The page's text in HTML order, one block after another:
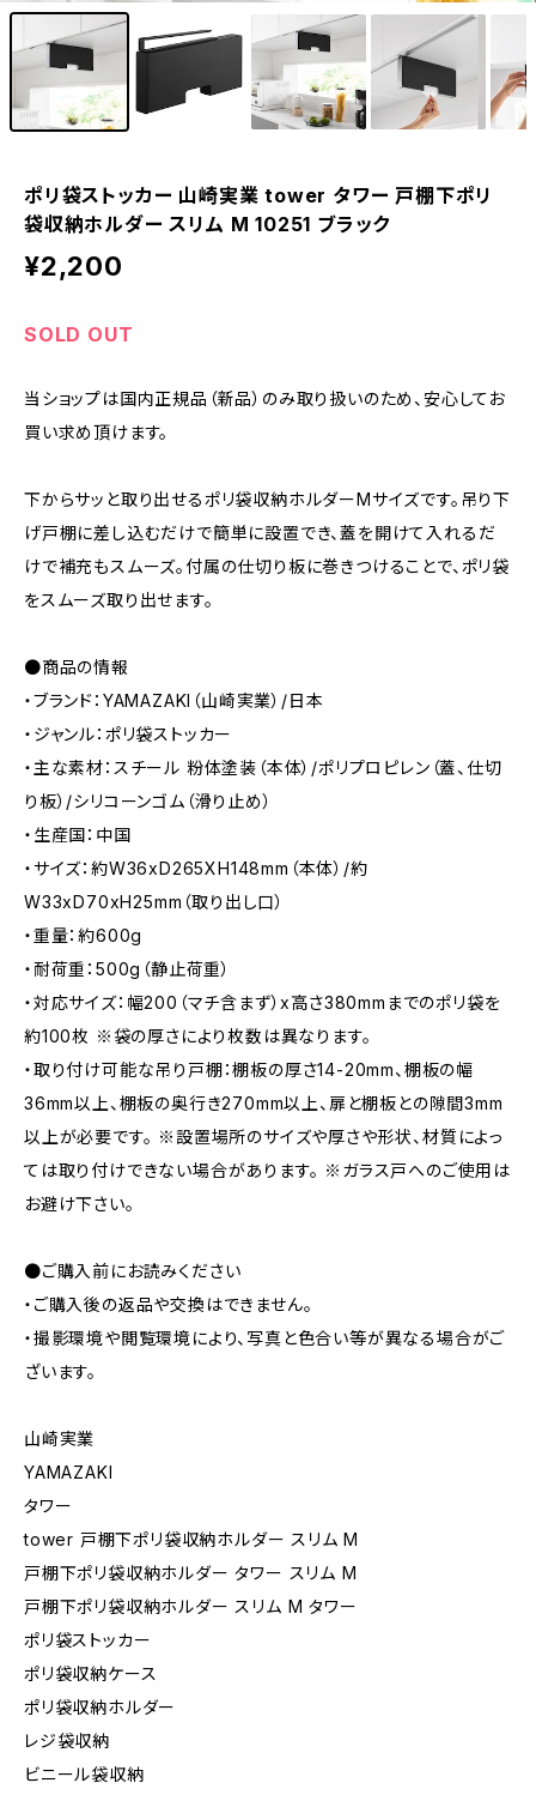
ポリ袋ストッカー 山崎実業 tower タワー 戸棚下ポリ
袋収納ホルダー スリム M 10251 ブラック
¥2,200
SOLD OUT
当ショップは国内正規品（新品）のみ取り扱いのため、安心してお
買い求め頂けます。
下からサッと取り出せるポリ袋収納ホルダーMサイズです。吊り下
げ戸棚に差し込むだけで簡単に設置でき、蓋を開けて入れるだ
けで補充もスムーズ。付属の仕切り板に巻きつけることで、ポリ袋
をスムーズ取り出せます。
●商品の情報
・ブランド：YAMAZAKI（山崎実業）/日本
・ジャンル：ポリ袋ストッカー
・主な素材：スチール 粉体塗装（本体）/ポリプロピレン（蓋、仕切
り板）/シリコーンゴム（滑り止め）
・生産国：中国
・サイズ：約W36xD265XH148mm（本体）/約
W33xD70xH25mm（取り出し口）
・重量：約600g
・耐荷重：500g（静止荷重）
・対応サイズ：幅200（マチ含まず）x高さ380mmまでのポリ袋を
約100枚 ※袋の厚さにより枚数は異なります。
・取り付け可能な吊り戸棚：棚板の厚さ14-20mm、棚板の幅
36mm以上、棚板の奥行き270mm以上、扉と棚板との隙間3mm
以上が必要です。 ※設置場所のサイズや厚さや形状、材質によっ
ては取り付けできない場合があります。 ※ガラス戸へのご使用は
お避け下さい。
●ご購入前にお読みください
・ご購入後の返品や交換はできません。
・撮影環境や閲覧環境により、写真と色合い等が異なる場合がご
ざいます。
山崎実業
YAMAZAKI
タワー
tower 戸棚下ポリ袋収納ホルダー スリム M
戸棚下ポリ袋収納ホルダー タワー スリム M
戸棚下ポリ袋収納ホルダー スリム M タワー
ポリ袋ストッカー
ポリ袋収納ケース
ポリ袋収納ホルダー
レジ袋収納
ビニール袋収納